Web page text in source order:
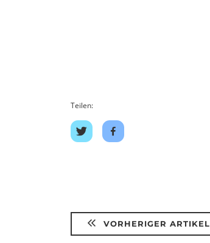
Teilen:
Auf
Twitter
Auf
Facebook
VORHERIGER ARTIKEL